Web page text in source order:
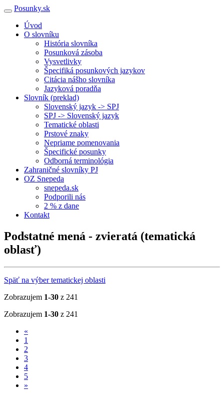
Posunky.sk
Úvod
O slovníku
História slovníka
Posunková zásoba
Vysvetlivky
Špecifiká posunkových jazykov
Citácia nášho slovníka
Jazyková poradňa
Slovník (preklad)
Slovenský jazyk -> SPJ
SPJ -> Slovenský jazyk
Tematické oblasti
Prstové znaky
Nepriame pomenovania
Špecifické posunky
Odborná terminológia
Zahraničné slovníky PJ
OZ Snepeda
snepeda.sk
Podporili nás
2 % z dane
Kontakt
Podstatné mená - zvieratá (tematická
oblasť)
Späť na výber tematickej oblasti
Zobrazujem 1-30 z 241
Zobrazujem 1-30 z 241
«
1
2
3
4
5
»